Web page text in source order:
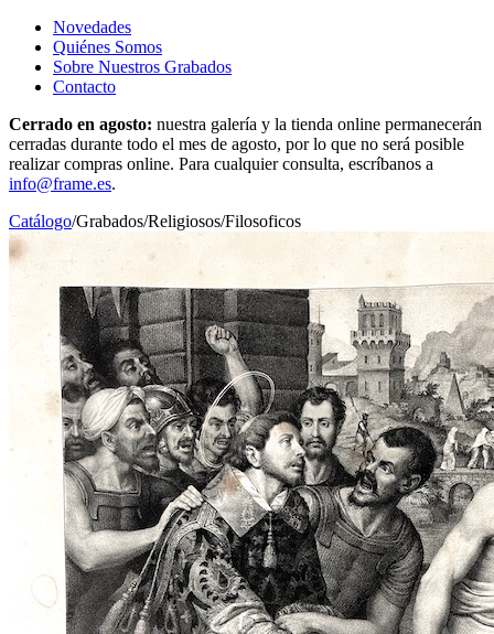
Novedades
Quiénes Somos
Sobre Nuestros Grabados
Contacto
Cerrado en agosto: nuestra galería y la tienda online permanecerán
cerradas durante todo el mes de agosto, por lo que no será posible
realizar compras online. Para cualquier consulta, escríbanos a
info@frame.es.
Catálogo/Grabados/Religiosos/Filosoficos